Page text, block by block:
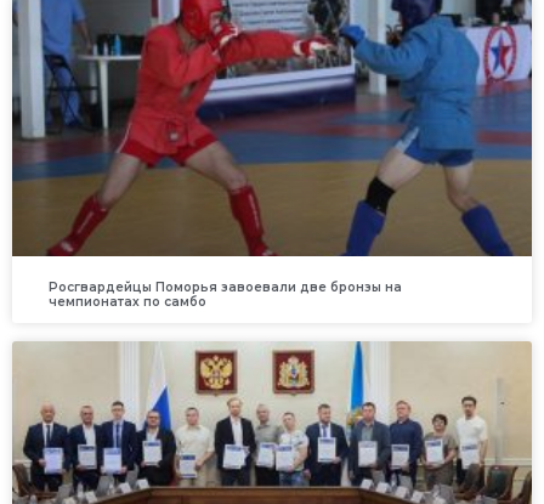
Росгвардейцы Поморья завоевали две бронзы на
чемпионатах по самбо